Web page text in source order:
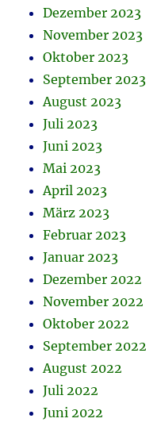
Dezember 2023
November 2023
Oktober 2023
September 2023
August 2023
Juli 2023
Juni 2023
Mai 2023
April 2023
März 2023
Februar 2023
Januar 2023
Dezember 2022
November 2022
Oktober 2022
September 2022
August 2022
Juli 2022
Juni 2022